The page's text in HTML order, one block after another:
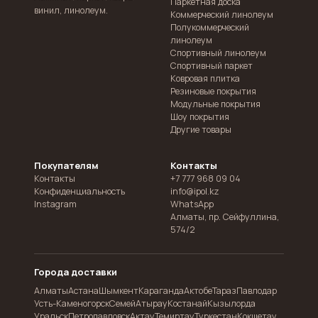
винил, линолеум.
Коммерческий линолеум
Полукоммерческий
линолеум
Спортивный линолеум
Спортивный паркет
Ковровая плитка
Резиновые покрытия
Модульные покрытия
Шоу покрытия
Другие товары
Покупателям
Контакты
Конфиденциальность
Instagram
Контакты
+7 777 968 09 04
info@ipol.kz
WhatsApp
Алматы, пр. Сейфуллина,
574/2
Города доставки
АлматыАстанаШымкентКарагандаАктобеТаразПавлодар
Усть-КаменогорскСемейАтырауКостанайКызылорда